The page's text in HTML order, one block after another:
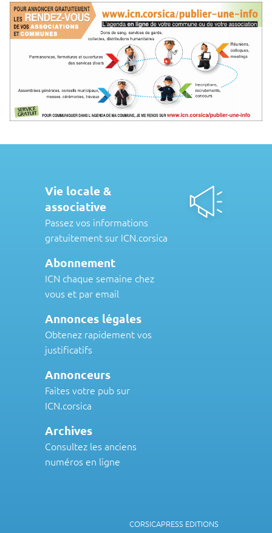
Vie locale &
associative
Passez vos informations
gratuitement sur ICN.corsica
Abonnement
ICN chaque semaine chez
vous et par email
Annonces légales
Obtenez rapidement vos
justificatifs
Annonceurs
Faites votre pub sur
ICN.corsica
Archives
Consultez les anciens
numéros en ligne
CORSICAPRESS EDITIONS